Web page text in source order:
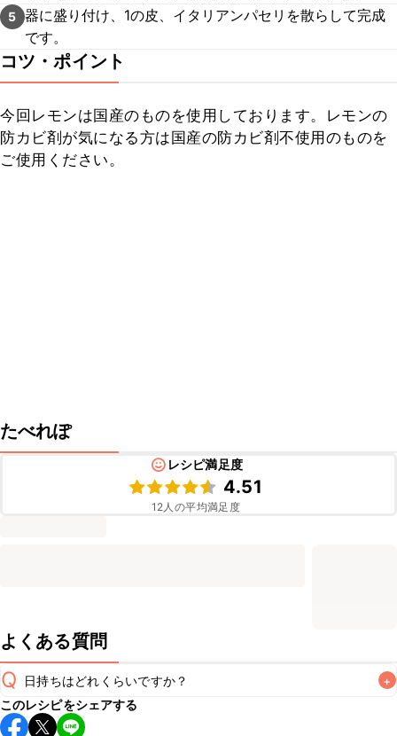
5 器に盛り付け、1の皮、イタリアンパセリを散らして完成
です。
コツ・ポイント
今回レモンは国産のものを使用しております。レモンの
防カビ剤が気になる方は国産の防カビ剤不使用のものを
ご使用ください。
たべれぽ
レシピ満足度
4.51
12人の平均満足度
よくある質問
Q 日持ちはどれくらいですか？ +
保存期間は冷蔵で翌日中が目安です。なるべくお早めにお召
このレシピをシェアする